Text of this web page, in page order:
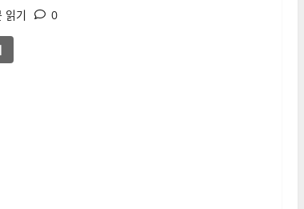
읽기 0